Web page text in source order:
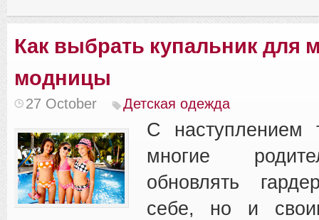
Как выбрать купальник для
модницы
27 October Детская одежда
С наступлением
многие
обновлять
себе, но и